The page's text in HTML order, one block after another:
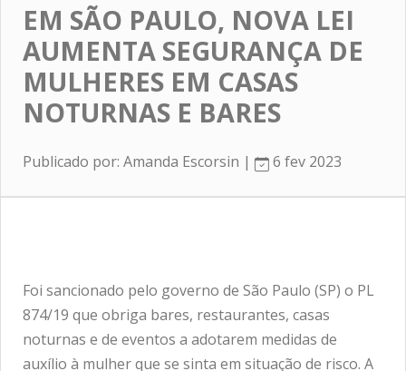
EM SÃO PAULO, NOVA LEI
AUMENTA SEGURANÇA DE
MULHERES EM CASAS
NOTURNAS E BARES
Publicado por: Amanda Escorsin | 6 fev 2023
Foi sancionado pelo governo de São Paulo (SP) o PL
874/19 que obriga bares, restaurantes, casas
noturnas e de eventos a adotarem medidas de
auxílio à mulher que se sinta em situação de risco. A